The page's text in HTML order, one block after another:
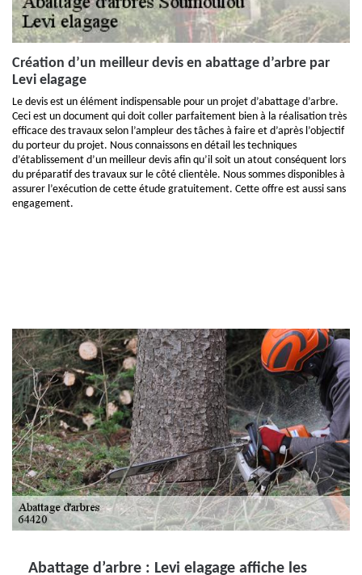
Création d’un meilleur devis en abattage d’arbre par
Levi elagage
Le devis est un élément indispensable pour un projet d’abattage d’arbre.
Ceci est un document qui doit coller parfaitement bien à la réalisation très
efficace des travaux selon l’ampleur des tâches à faire et d’après l’objectif
du porteur du projet. Nous connaissons en détail les techniques
d’établissement d’un meilleur devis afin qu’il soit un atout conséquent lors
du préparatif des travaux sur le côté clientèle. Nous sommes disponibles à
assurer l’exécution de cette étude gratuitement. Cette offre est aussi sans
engagement.
Abattage d’arbre : Levi elagage affiche les